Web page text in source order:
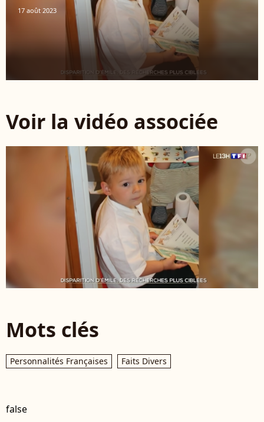
17 août 2023
Voir la vidéo associée
Mots clés
Personnalités Françaises Faits Divers
false